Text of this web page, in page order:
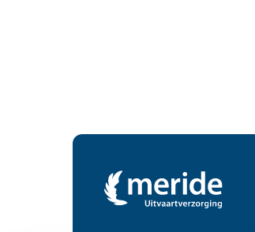
Contactgegevens en footer menu van Meride